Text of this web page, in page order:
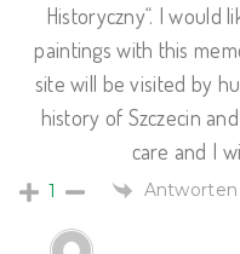
Historyczny“. I would
paintings with this
site will be visited by
history of Szczecin
care and I
1 Antworten